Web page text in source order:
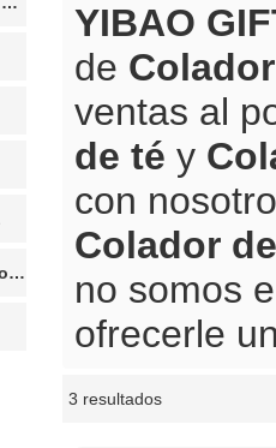
YIBAO
de
ventas al
de té y
con
Colador
no somos
ofrecerle
3 resultados